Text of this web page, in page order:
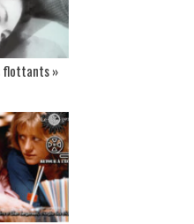
flottants »